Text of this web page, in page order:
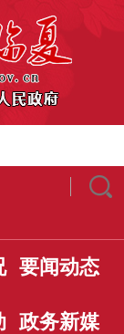
要闻动态
政务新媒